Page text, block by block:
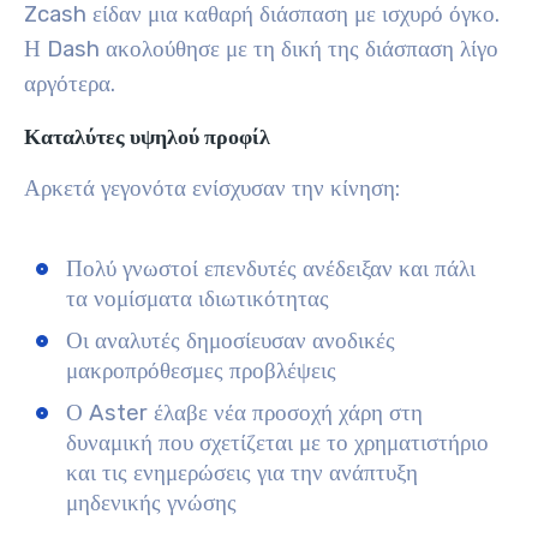
Zcash είδαν μια καθαρή διάσπαση με ισχυρό όγκο.
Η Dash ακολούθησε με τη δική της διάσπαση λίγο
αργότερα.
Καταλύτες υψηλού προφίλ
Αρκετά γεγονότα ενίσχυσαν την κίνηση:
Πολύ γνωστοί επενδυτές ανέδειξαν και πάλι
τα νομίσματα ιδιωτικότητας
Οι αναλυτές δημοσίευσαν ανοδικές
μακροπρόθεσμες προβλέψεις
Ο Aster έλαβε νέα προσοχή χάρη στη
δυναμική που σχετίζεται με το χρηματιστήριο
και τις ενημερώσεις για την ανάπτυξη
μηδενικής γνώσης